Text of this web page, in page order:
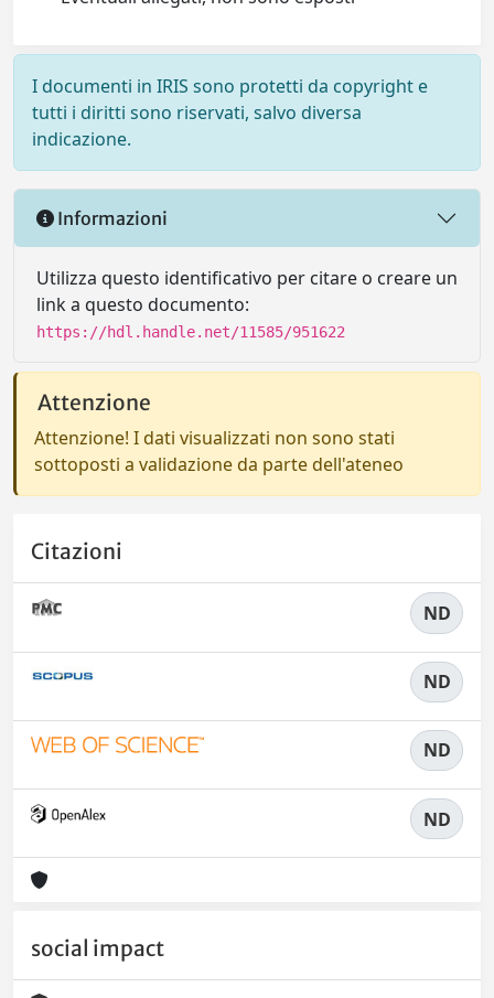
I documenti in IRIS sono protetti da copyright e
tutti i diritti sono riservati, salvo diversa
indicazione.
Informazioni
Utilizza questo identificativo per citare o creare un
link a questo documento:
https://hdl.handle.net/11585/951622
Attenzione
Attenzione! I dati visualizzati non sono stati
sottoposti a validazione da parte dell'ateneo
Citazioni
ND
ND
ND
ND
social impact